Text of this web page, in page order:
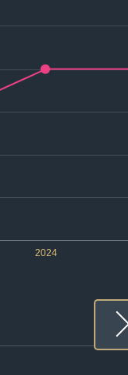
2024